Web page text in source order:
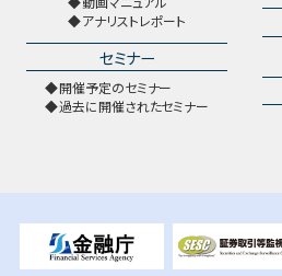
アナリストレポート
セミナー
開催予定のセミナー
過去に開催されたセミナー